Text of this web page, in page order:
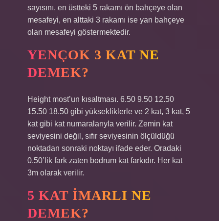
sayısını, en üstteki 5 rakamı ön bahçeye olan
mesafeyi, en alttaki 3 rakamı ise yan bahçeye
olan mesafeyi göstermektedir.
YENÇOK 3 KAT NE
DEMEK?
Height most’un kısaltması. 6.50 9.50 12.50
15.50 18.50 gibi yüksekliklerle ve 2 kat, 3 kat, 5
kat gibi kat numaralarıyla verilir. Zemin kat
seviyesini değil, sıfır seviyesinin ölçüldüğü
noktadan sonraki noktayı ifade eder. Oradaki
0.50’lik fark zaten bodrum kat farkıdır. Her kat
3m olarak verilir.
5 KAT IMARLI NE
DEMEK?